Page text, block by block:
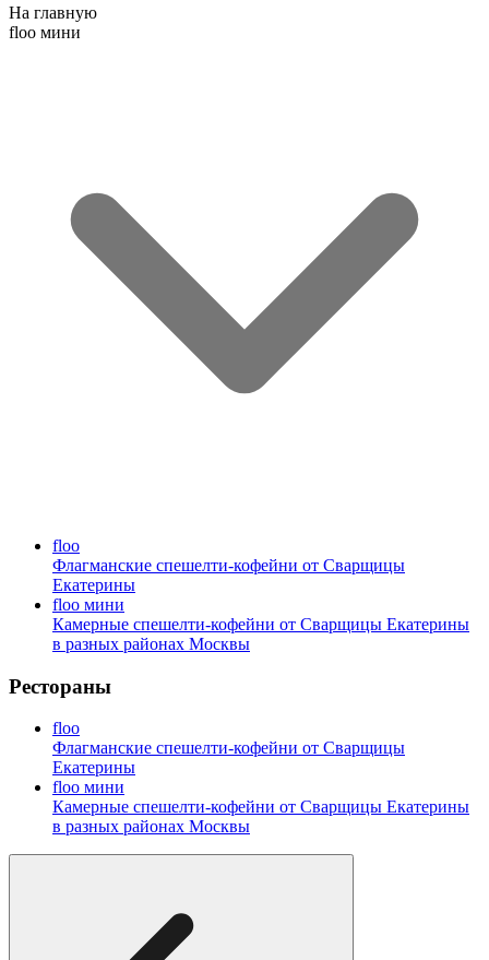
На главную
floo мини
floo
Флагманские спешелти-кофейни от Сварщицы
Екатерины
floo мини
Камерные спешелти-кофейни от Сварщицы Екатерины
в разных районах Москвы
Рестораны
floo
Флагманские спешелти-кофейни от Сварщицы
Екатерины
floo мини
Камерные спешелти-кофейни от Сварщицы Екатерины
в разных районах Москвы